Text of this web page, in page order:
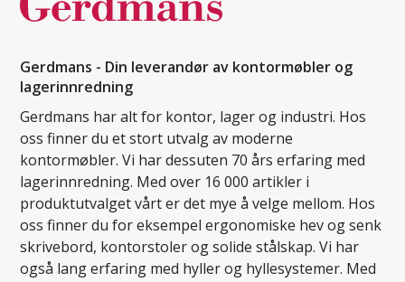
Gerdmans - Din leverandør av kontormøbler og
lagerinnredning
Gerdmans har alt for kontor, lager og industri. Hos
oss finner du et stort utvalg av moderne
kontormøbler. Vi har dessuten 70 års erfaring med
lagerinnredning. Med over 16 000 artikler i
produktutvalget vårt er det mye å velge mellom. Hos
oss finner du for eksempel ergonomiske hev og senk
skrivebord, kontorstoler og solide stålskap. Vi har
også lang erfaring med hyller og hyllesystemer. Med